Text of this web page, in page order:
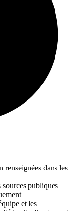
renseignées dans les
publiques
et les